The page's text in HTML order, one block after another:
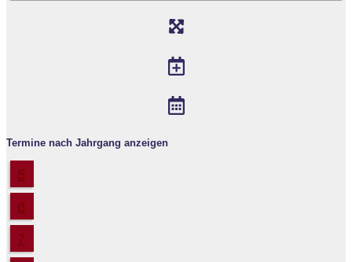
Termine nach Jahrgang anzeigen
5
6
7